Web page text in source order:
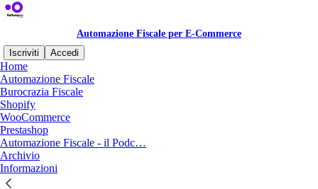
Automazione Fiscale per E-Commerce
Iscriviti
Accedi
Home
Automazione Fiscale
Burocrazia Fiscale
Shopify
WooCommerce
Prestashop
Automazione Fiscale - il Podc…
Archivio
Informazioni
Hai un e-commerce o stai
pensando di aprirlo? Scopri
come eliminare la burocrazia
fiscale dalla tua attività online!